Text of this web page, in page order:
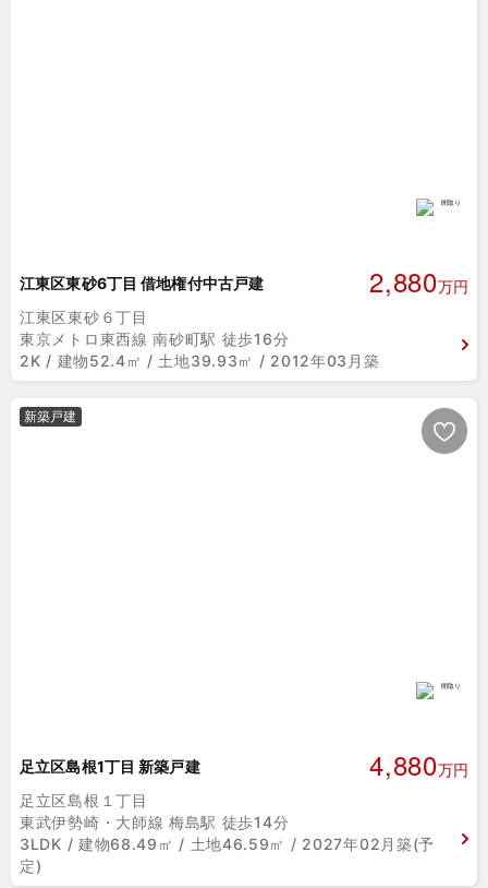
江東区東砂6丁目 借地権付中古戸建 2,880万円
江東区東砂６丁目
東京メトロ東西線 南砂町駅 徒歩16分
2K / 建物52.4㎡ / 土地39.93㎡ / 2012年03月築
新築戸建
足立区島根1丁目 新築戸建 4,880万円
足立区島根１丁目
東武伊勢崎・大師線 梅島駅 徒歩14分
3LDK / 建物68.49㎡ / 土地46.59㎡ / 2027年02月築(予
定)